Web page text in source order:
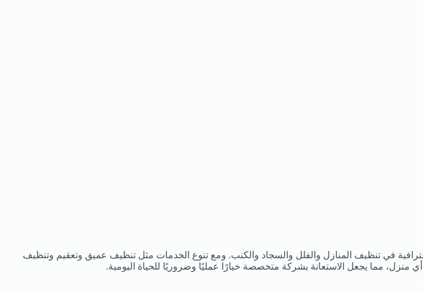
في تنظيف المنازل والفلل والسجاد والكنب. ومع تنوع الخدمات مثل تنظيف عميق وتعقيم وتنظيف
منزل، مما يجعل الاستعانة بشركة متخصصة خيارًا عمليًا وضروريًا للحياة اليومية.